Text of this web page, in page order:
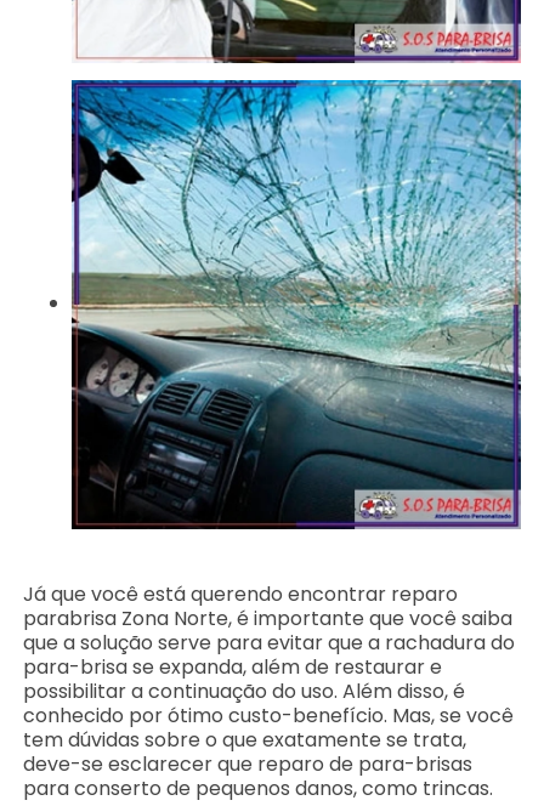
Já que você está querendo encontrar reparo
parabrisa Zona Norte, é importante que você saiba
que a solução serve para evitar que a rachadura do
para-brisa se expanda, além de restaurar e
possibilitar a continuação do uso. Além disso, é
conhecido por ótimo custo-benefício. Mas, se você
tem dúvidas sobre o que exatamente se trata,
deve-se esclarecer que reparo de para-brisas
para conserto de pequenos danos, como trincas.